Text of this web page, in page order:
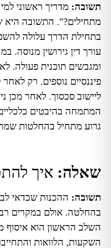
תשובה: מדריך ראשוני
מתחילים?". התשובה היא
בתחילת הדרך עלולה
עורך דין גירושין
ומגבשים תוכנית פעולה.
פיננסיים נוספים. רק
ליישוב סכסוך. לאחר מכן
המתמחה בהיבטים
גרוע מתחיל בהחלטות
שאלה: איך
תשובה: ההכנות שכדאי
בהחלטה. אולם במקרים
השלב הראשון הוא איסוף
השקעות, הלוואות